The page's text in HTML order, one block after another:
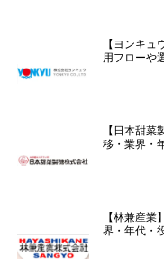
【ヨンキ
用フローや
【日本甜
移・業界・
【林兼産
界・年代・